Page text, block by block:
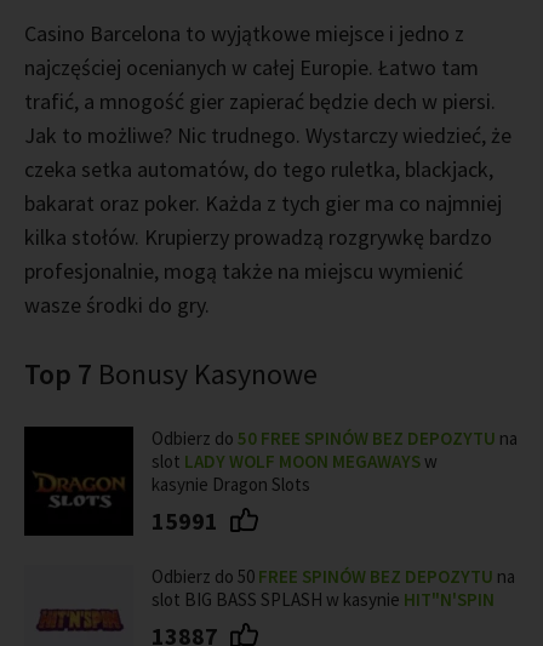
Casino Barcelona to wyjątkowe miejsce i jedno z
najczęściej ocenianych w całej Europie. Łatwo tam
trafić, a mnogość gier zapierać będzie dech w piersi.
Jak to możliwe? Nic trudnego. Wystarczy wiedzieć, że
czeka setka automatów, do tego ruletka, blackjack,
bakarat oraz poker. Każda z tych gier ma co najmniej
kilka stołów. Krupierzy prowadzą rozgrywkę bardzo
profesjonalnie, mogą także na miejscu wymienić
wasze środki do gry.
Top 7 Bonusy Kasynowe
Odbierz do 50 FREE SPINÓW BEZ DEPOZYTU na
slot LADY WOLF MOON MEGAWAYS w
kasynie Dragon Slots
15991
Odbierz do 50 FREE SPINÓW BEZ DEPOZYTU na
slot BIG BASS SPLASH w kasynie HIT"N'SPIN
13887